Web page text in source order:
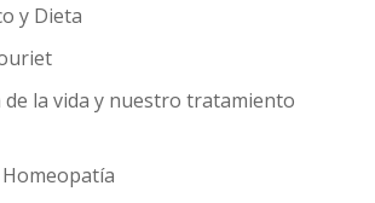
y Dieta
de la vida y nuestro tratamiento